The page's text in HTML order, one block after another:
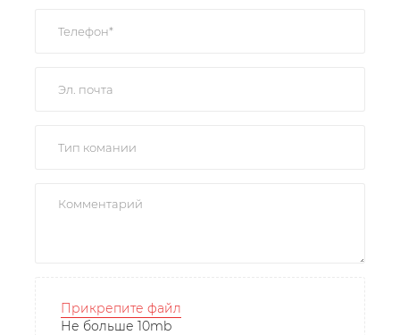
Прикрепите файл
Не больше 10mb